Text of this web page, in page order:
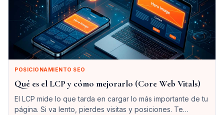
POSICIONAMIENTO SEO
Qué es el LCP y cómo mejorarlo (Core Web Vitals)
El LCP mide lo que tarda en cargar lo más importante de tu
página. Si va lento, pierdes visitas y posiciones. Te